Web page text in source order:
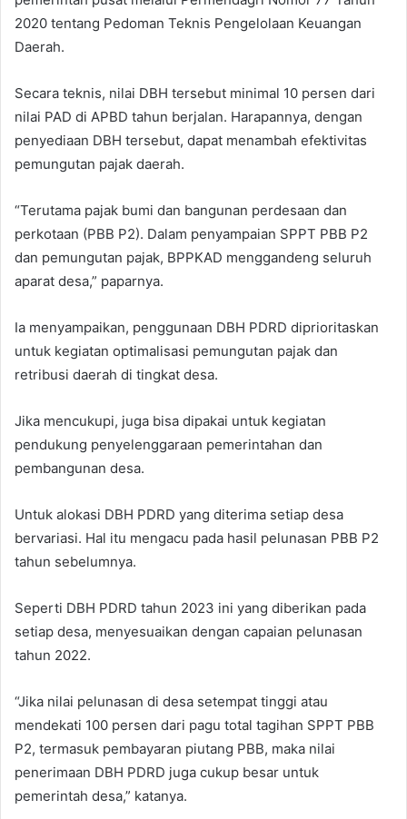
2020 tentang Pedoman Teknis Pengelolaan Keuangan
Daerah.
Secara teknis, nilai DBH tersebut minimal 10 persen dari
nilai PAD di APBD tahun berjalan. Harapannya, dengan
penyediaan DBH tersebut, dapat menambah efektivitas
pemungutan pajak daerah.
“Terutama pajak bumi dan bangunan perdesaan dan
perkotaan (PBB P2). Dalam penyampaian SPPT PBB P2
dan pemungutan pajak, BPPKAD menggandeng seluruh
aparat desa,” paparnya.
Ia menyampaikan, penggunaan DBH PDRD diprioritaskan
untuk kegiatan optimalisasi pemungutan pajak dan
retribusi daerah di tingkat desa.
Jika mencukupi, juga bisa dipakai untuk kegiatan
pendukung penyelenggaraan pemerintahan dan
pembangunan desa.
Untuk alokasi DBH PDRD yang diterima setiap desa
bervariasi. Hal itu mengacu pada hasil pelunasan PBB P2
tahun sebelumnya.
Seperti DBH PDRD tahun 2023 ini yang diberikan pada
setiap desa, menyesuaikan dengan capaian pelunasan
tahun 2022.
“Jika nilai pelunasan di desa setempat tinggi atau
mendekati 100 persen dari pagu total tagihan SPPT PBB
P2, termasuk pembayaran piutang PBB, maka nilai
penerimaan DBH PDRD juga cukup besar untuk
pemerintah desa,” katanya.